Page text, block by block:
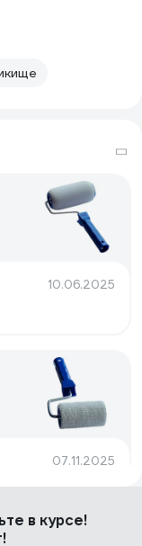
10.06.2025
07.11.2025
в курсе!